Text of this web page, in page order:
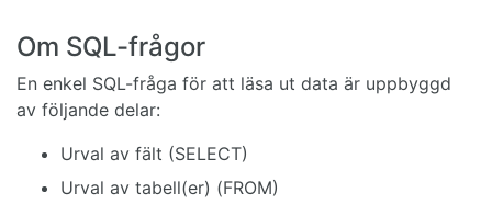
Om SQL-frågor
En enkel SQL-fråga för att läsa ut data är uppbyggd
av följande delar:
Urval av fält (SELECT)
Urval av tabell(er) (FROM)